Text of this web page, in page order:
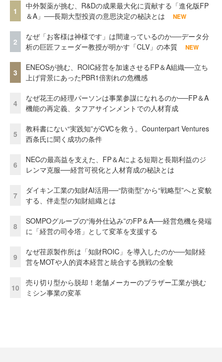
1
中外製薬が挑む、R&Dの成果最大化に貢献する「進化版FP
＆A」──長期大型投資の意思決定の秘訣とは
NEW
2
なぜ「お客様は神様です」は間違っているのか──データ分
析の巨匠フェーダー教授が明かす「CLV」の本質
NEW
3
ENEOSが挑む、ROIC経営を加速させるFP＆A組織──立ち
上げ背景にあったPBR1倍割れの危機感
4
なぜ花王の経理パーソンは事業参謀になれるのか──FP＆A
機能の再定義、タフアサインメントでの人材育成
5
教科書にない“実践知”がCVCを救う。Counterpart Ventures
西条氏に聞く成功の条件
6
NECの最高益を支えた、FP＆Aによる短期と長期利益のジ
レンマ克服──経営可視化と人材育成の秘訣とは
7
ダイキン工業の知財AI活用──“防衛型”から“戦略型”へと変貌
する、伴走型の知財組織とは
8
SOMPOグループの“海外仕込み”のFP＆A──経営危機を発端
に「経営の司令塔」として変革を支援する
9
なぜ荏原製作所は「知財ROIC」を導入したのか──知財経
営をMOTや人的資本経営と統合する挑戦の全貌
10
売り切り型から脱却！老舗メーカーのブラザー工業が挑む
ミシン事業の変革